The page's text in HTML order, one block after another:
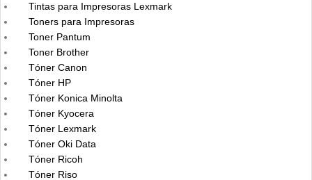
Tintas para Impresoras Lexmark
Toners para Impresoras
Toner Pantum
Toner Brother
Tóner Canon
Tóner HP
Tóner Konica Minolta
Tóner Kyocera
Tóner Lexmark
Tóner Oki Data
Tóner Ricoh
Tóner Riso